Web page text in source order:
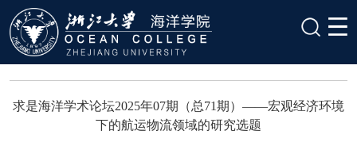
求是海洋学术论坛2025年07期（总71期）——宏观经济环境
下的航运物流领域的研究选题